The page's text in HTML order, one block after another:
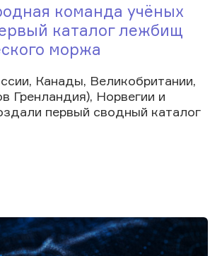
команда учёных
каталог лежбищ
моржа
Канады, Великобритании,
Гренландия), Норвегии и
первый сводный каталог